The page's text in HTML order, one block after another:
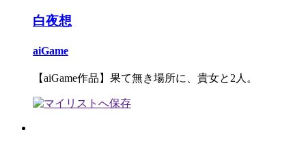
白夜想
aiGame
【aiGame作品】果て無き場所に、貴女と2人。